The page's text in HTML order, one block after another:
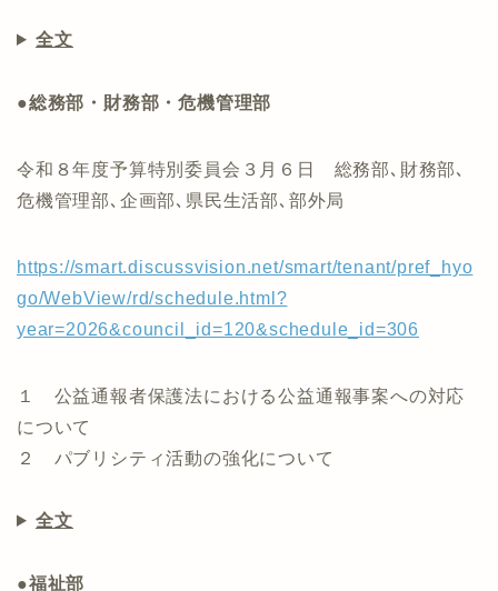
全文
●総務部・財務部・危機管理部
令和８年度予算特別委員会３月６日 総務部､財務部､
危機管理部､企画部､県民生活部､部外局
https://smart.discussvision.net/smart/tenant/pref_hyo
go/WebView/rd/schedule.html?
year=2026&council_id=120&schedule_id=306
１ 公益通報者保護法における公益通報事案への対応
について
２ パブリシティ活動の強化について
全文
●福祉部